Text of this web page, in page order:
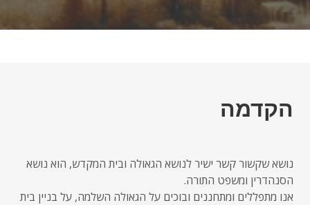
הקדמה
נושא שקשור קשר ישיר לנושא הגאולה ובית המקדש, הוא נושא
הסנהדרין ומשפט התורה.
אנו מתפללים ומתחננים ובוכים על הגאולה השלמה, על בניין בית